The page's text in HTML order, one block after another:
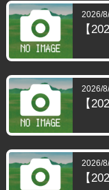
2026/
【
2026/
【
2026/
【